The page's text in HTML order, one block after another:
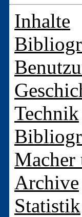
Inhalte
Technik
Macher
Archive
Statistik